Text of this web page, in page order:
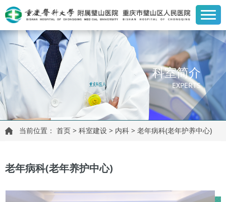
科室简介
EXPERTS
当前位置： 首页 > 科室建设 > 内科 > 老年病科(老年护养中心)
老年病科(老年养护中心)